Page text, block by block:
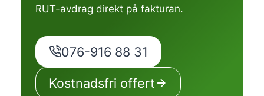
RUT-avdrag direkt på fakturan.
076-916 88 31
Kostnadsfri offert